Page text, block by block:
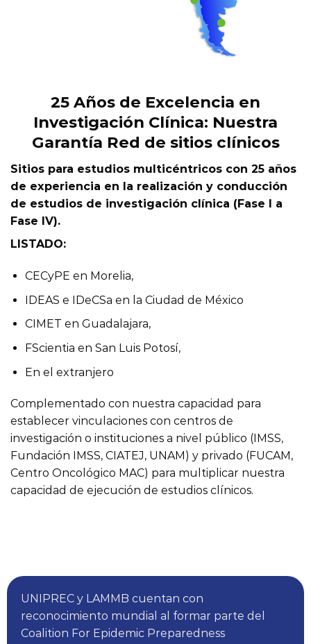
25 Años de Excelencia en
Investigación Clínica: Nuestra
Garantía Red de sitios clínicos
Sitios para estudios multicéntricos con 25 años
de experiencia en la realización y conducción
IDEAS e IDeCSa en la Ciudad de México
CIMET en Guadalajara,